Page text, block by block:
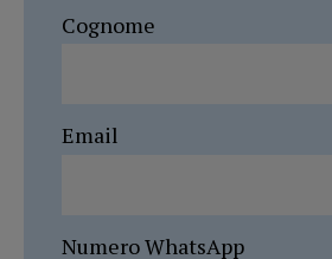
Cognome
Email
Numero WhatsApp